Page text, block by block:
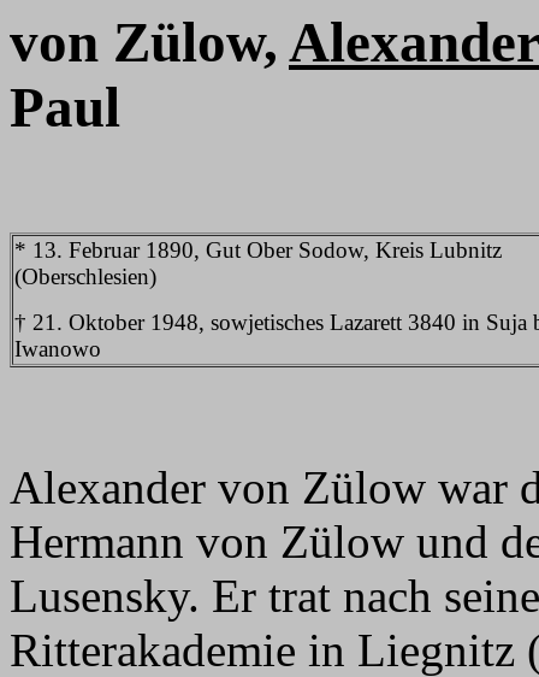
von Zülow, Alexander
Paul
* 13. Februar 1890, Gut Ober Sodow, Kreis Lubnitz
(Oberschlesien)
† 21. Oktober 1948, sowjetisches Lazarett 3840 in Suja
Iwanowo
Alexander von Zülow war
Hermann von Zülow und
Lusensky. Er trat nach
Ritterakademie in Liegnitz